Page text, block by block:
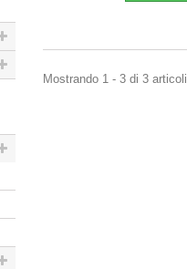
Mostrando 1 - 3 di 3 articoli